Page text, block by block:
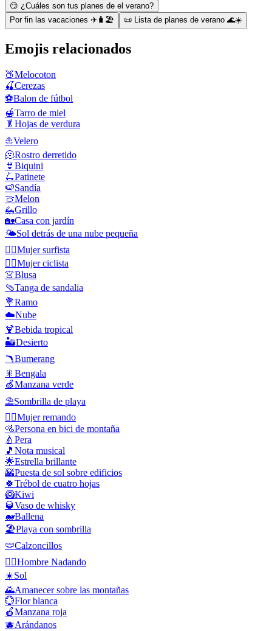
😏 ¿Cuáles son tus planes de el verano?
Por fin las vacaciones ✈️🧳🏖
📜 Lista de planes de verano 🌊☀️
Emojis relacionados
🍑Melocoton
🍒Cerezas
⚽Balon de fútbol
🍯Tarro de miel
🥬 Hojas de verdura
⛵Velero
🫠Rostro derretido
👙 Biquini
🛴Patinete
🍉Sandía
🍈Melon
🦗Grillo
🏡Casa con jardín
🌤️Sol detrás de una nube pequeña
🏄‍♀️Mujer surfista
🚴‍♀️Mujer ciclista
👚Blusa
🩴Tanga de sandalia
💐Ramo
☁️Nube
🍹Bebida tropical
🏜️Desierto
🪃Bumerang
🎇 Bengala
🍏Manzana verde
⛱️Sombrilla de playa
🚣‍♀️Mujer remando
🚵Persona en bici de montaña
🍐 Pera
🎵 Nota musical
🌟Estrella brillante
🌇Puesta de sol sobre edificios
🍀Trébol de cuatro hojas
🥝Kiwi
🥃Vaso de whisky
🐋Ballena
🏖️Playa con sombrilla
🩲Calzoncillos
🏊‍♂️Hombre Nadando
☀️Sol
🌄Amanecer sobre las montañas
💮Flor blanca
🍎Manzana roja
🫐Arándanos